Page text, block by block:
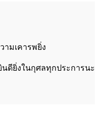
มเคารพยิ่ง
ดียิ่งในกุศลทุกประการนะ